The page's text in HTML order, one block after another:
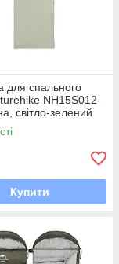
для спального
NH15S012-
світло-зелений
Купити